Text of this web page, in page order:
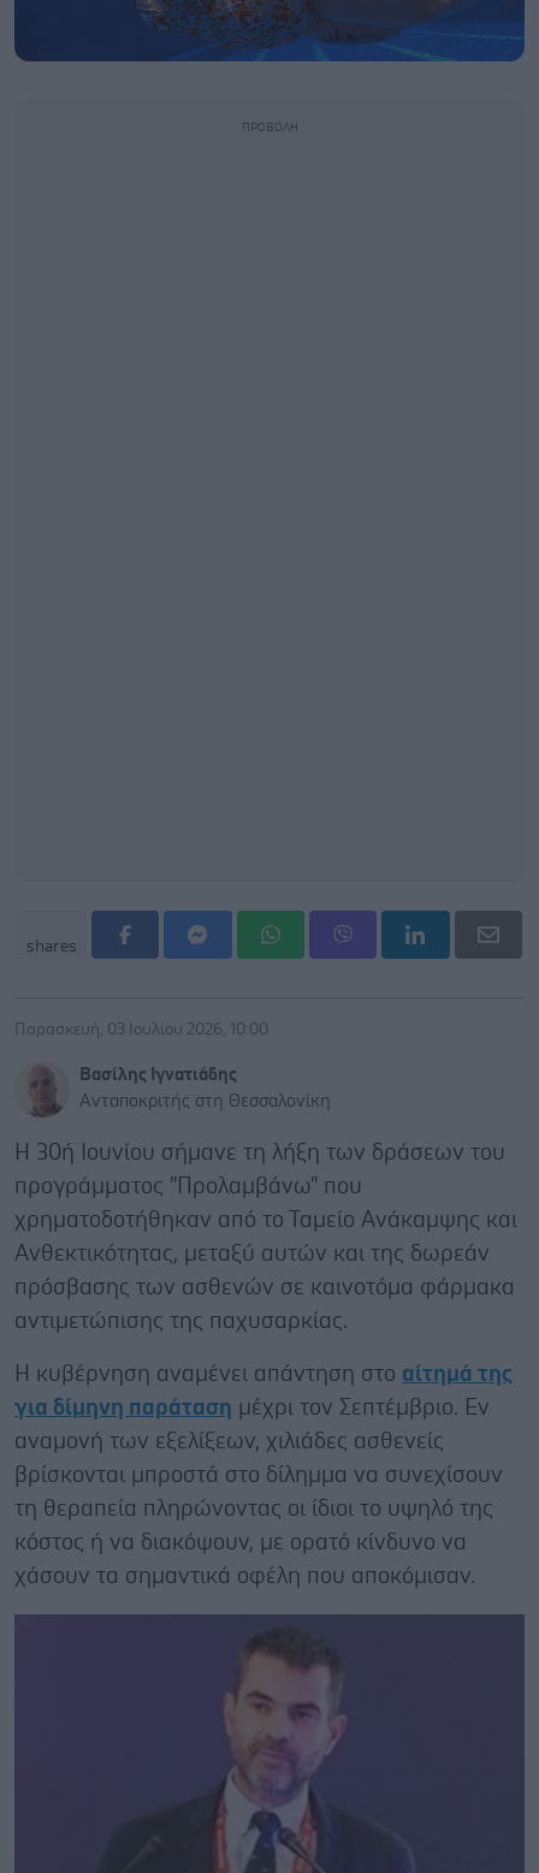
shares
Παρασκευή, 03 Ιουλίου 2026, 10:00
Βασίλης Ιγνατιάδης
Ανταποκριτής στη Θεσσαλονίκη
Η 30ή Ιουνίου σήμανε τη λήξη των δράσεων του
προγράμματος "Προλαμβάνω" που
χρηματοδοτήθηκαν από το Ταμείο Ανάκαμψης και
Ανθεκτικότητας, μεταξύ αυτών και της δωρεάν
πρόσβασης των ασθενών σε καινοτόμα φάρμακα
αντιμετώπισης της παχυσαρκίας.
Η κυβέρνηση αναμένει απάντηση στο αίτημά της
για δίμηνη παράταση μέχρι τον Σεπτέμβριο. Εν
αναμονή των εξελίξεων, χιλιάδες ασθενείς
βρίσκονται μπροστά στο δίλημμα να συνεχίσουν
τη θεραπεία πληρώνοντας οι ίδιοι το υψηλό της
κόστος ή να διακόψουν, με ορατό κίνδυνο να
χάσουν τα σημαντικά οφέλη που αποκόμισαν.